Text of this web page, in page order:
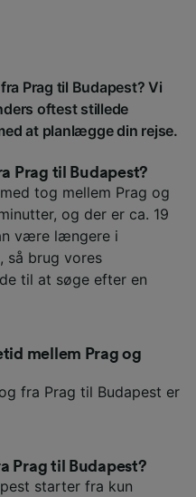
Prag til Budapest? Vi
oftest stillede
at planlægge din rejse.
Prag til Budapest?
tog mellem Prag og
og der er ca. 19
være længere i
så brug vores
til at søge efter en
mellem Prag og
fra Prag til Budapest er
Prag til Budapest?
starter fra kun